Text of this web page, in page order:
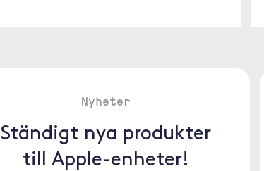
Nyheter
Ständigt nya produkter
till Apple-enheter!